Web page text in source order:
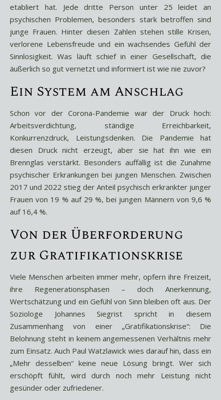
etabliert hat. Jede dritte Person unter 25 leidet an
psychischen Problemen, besonders stark betroffen sind
junge Frauen. Hinter diesen Zahlen stehen stille Krisen,
verlorene Lebensfreude und ein wachsendes Gefühl der
Sinnlosigkeit. Was läuft schief in einer Gesellschaft, die
äußerlich so gut vernetzt und informiert ist wie nie zuvor?
Ein System am Anschlag
Schon vor der Corona-Pandemie war der Druck hoch:
Arbeitsverdichtung, ständige Erreichbarkeit,
Konkurrenzdruck, Leistungsdenken. Die Pandemie hat
diesen Druck nicht erzeugt, aber sie hat ihn wie ein
Brennglas verstärkt. Besonders auffällig ist die Zunahme
psychischer Erkrankungen bei jungen Menschen. Zwischen
2017 und 2022 stieg der Anteil psychisch erkrankter junger
Frauen von 19 % auf 29 %, bei jungen Männern von 9,6 %
auf 16,4 %.
Von der Überforderung
zur Gratifikationskrise
Viele Menschen arbeiten immer mehr, opfern ihre Freizeit,
ihre Regenerationsphasen – doch Anerkennung,
Wertschätzung und ein Gefühl von Sinn bleiben oft aus. Der
Soziologe Johannes Siegrist spricht in diesem
Zusammenhang von einer „Gratifikationskrise“: Die
Belohnung steht in keinem angemessenen Verhältnis mehr
zum Einsatz. Auch Paul Watzlawick wies darauf hin, dass ein
„Mehr desselben“ keine neue Lösung bringt. Wer sich
erschöpft fühlt, wird durch noch mehr Leistung nicht
gesünder oder zufriedener.